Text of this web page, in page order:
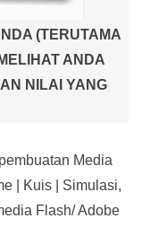
(TERUTAMA
ANDA
NILAI YANG
Media
| Kuis | Simulasi,
Flash/ Adobe